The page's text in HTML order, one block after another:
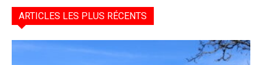
ARTICLES LES PLUS RÉCENTS